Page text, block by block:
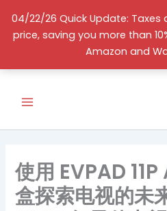
04/22/26 Quick Update:
price, saving you more than
Amazon and 简
使用 EVPAD
盒探索电视的未